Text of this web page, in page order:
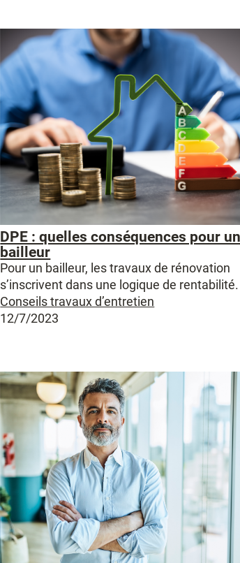
DPE : quelles conséquences pour un
bailleur
Pour un bailleur, les travaux de rénovation
s’inscrivent dans une logique de rentabilité.
Conseils travaux d’entretien
12/7/2023